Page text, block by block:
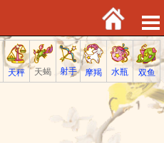
天秤 天蝎 射手 摩羯 水瓶 双鱼